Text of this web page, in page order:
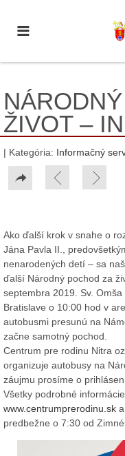
ŽIVOT –
| Kategória: Informačný
Ako ďalší krok v snahe o
Jána Pavla II.,
nenarodených detí – sa
ďalší Národný pochod za
septembra 2019. Sv.
Bratislave o 10:00 hod v
autobusmi presunú na
začne samotný pochod.
Centrum pre rodinu Nitra
organizuje autobusy na
záujmu prosíme o
Všetky podrobné
www.centrumprerodinu.sk
predbežne o 7:30 od